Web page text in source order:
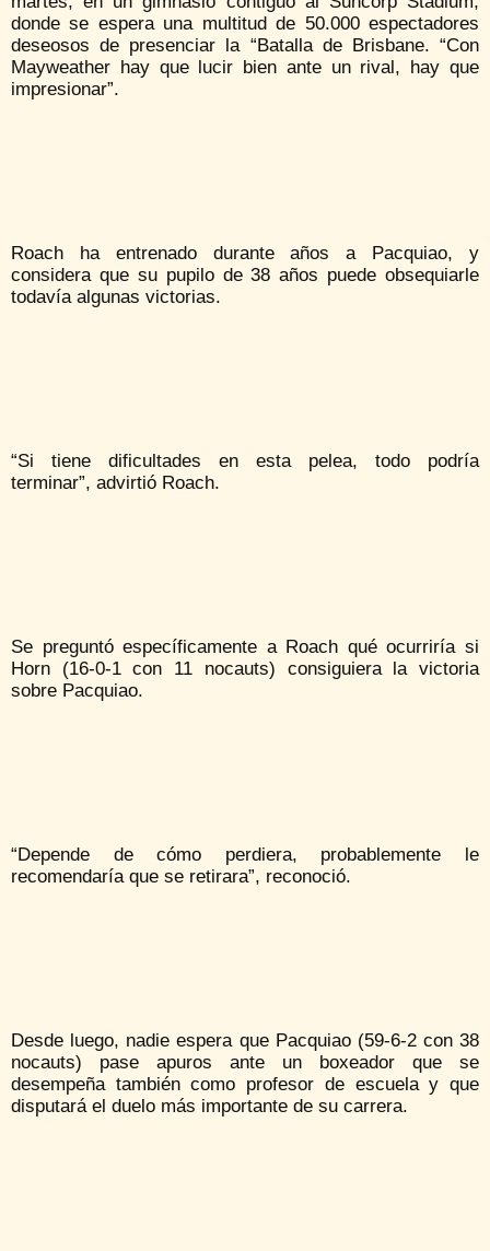
donde se espera una multitud de 50.000 espectadores
deseosos de presenciar la “Batalla de Brisbane. “Con
Mayweather hay que lucir bien ante un rival, hay que
impresionar”.
Roach ha entrenado durante años a Pacquiao, y
considera que su pupilo de 38 años puede obsequiarle
todavía algunas victorias.
“Si tiene dificultades en esta pelea, todo podría
terminar”, advirtió Roach.
Se preguntó específicamente a Roach qué ocurriría si
Horn (16-0-1 con 11 nocauts) consiguiera la victoria
sobre Pacquiao.
“Depende de cómo perdiera, probablemente le
recomendaría que se retirara”, reconoció.
Desde luego, nadie espera que Pacquiao (59-6-2 con 38
nocauts) pase apuros ante un boxeador que se
desempeña también como profesor de escuela y que
disputará el duelo más importante de su carrera.